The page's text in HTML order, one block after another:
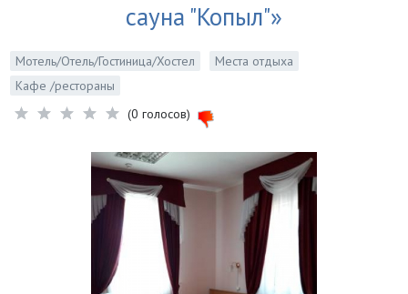
сауна "Копыл"»
Мотель/Отель/Гостиница/Хостел
Места отдыха
Кафе /рестораны
(0 голосов)